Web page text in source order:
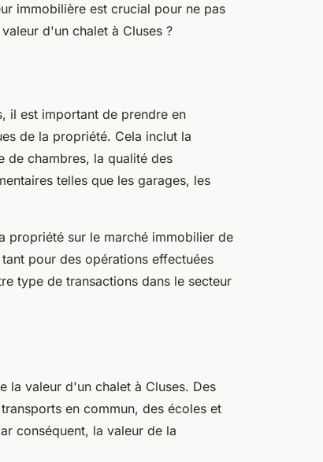
immobilière est crucial pour ne pas
d'un chalet à Cluses ?
il est important de prendre en
de la propriété. Cela inclut la
de chambres, la qualité des
telles que les garages, les
propriété sur le marché immobilier de
pour des opérations effectuées
type de transactions dans le secteur
la valeur d'un chalet à Cluses. Des
en commun, des écoles et
conséquent, la valeur de la